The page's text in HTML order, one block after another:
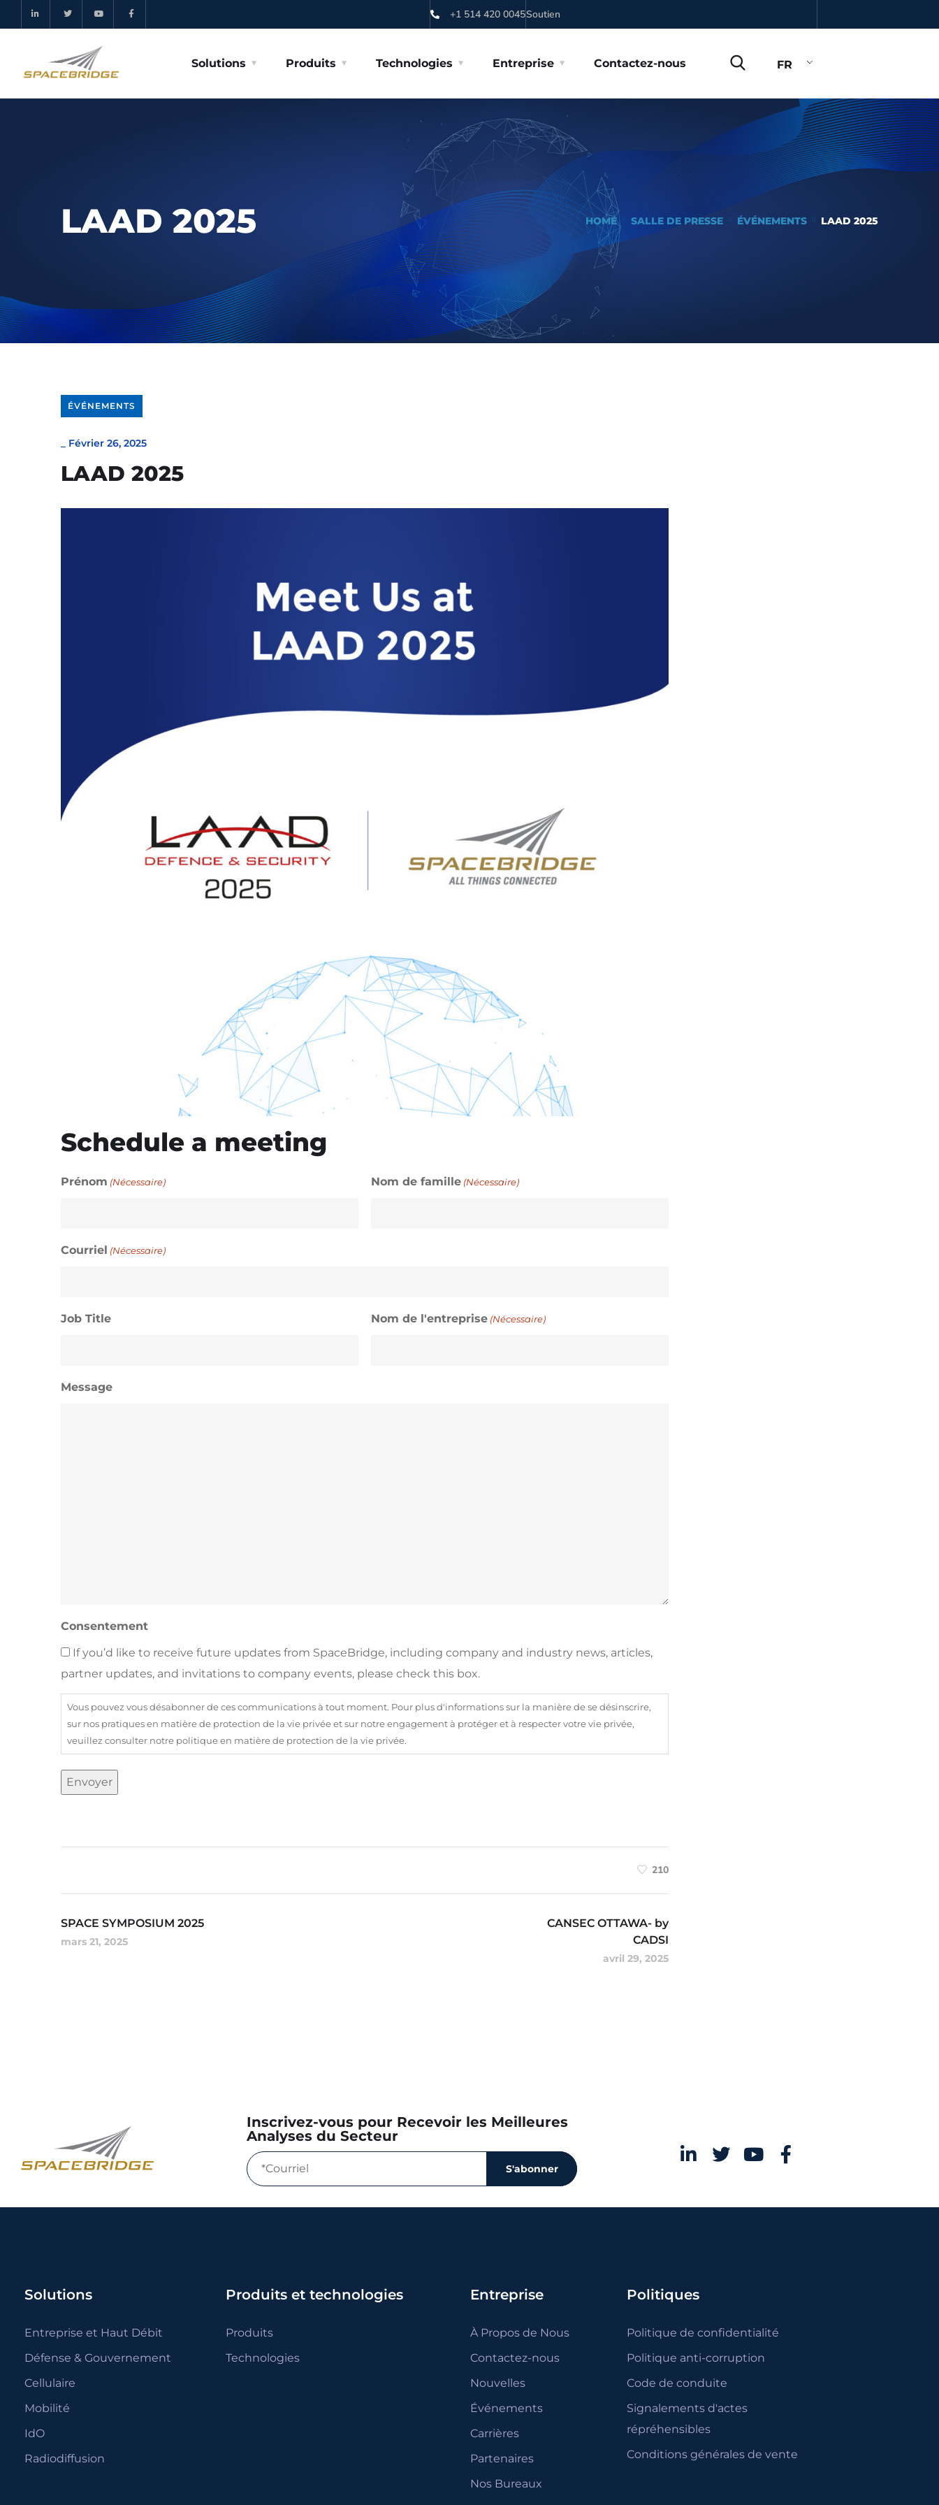
+1 514 420 0045Soutien
Solutions Produits Technologies Entreprise Contactez-nous FR
LAAD 2025 HOME SALLE DE PRESSE ÉVÉNEMENTS LAAD 2025
ÉVÉNEMENTS
Février 26, 2025
LAAD 2025
Schedule a meeting
Prénom (Nécessaire) Nom de famille (Nécessaire)
Courriel (Nécessaire)
Job Title Nom de l'entreprise (Nécessaire)
Message
Consentement
If you’d like to receive future updates from SpaceBridge, including company and industry news, articles,
partner updates, and invitations to company events, please check this box.
Vous pouvez vous désabonner de ces communications à tout moment. Pour plus d'informations sur la manière de se désinscrire,
sur nos pratiques en matière de protection de la vie privée et sur notre engagement à protéger et à respecter votre vie privée,
veuillez consulter notre politique en matière de protection de la vie privée.
210
SPACE SYMPOSIUM 2025
mars 21, 2025
CANSEC OTTAWA- by
CADSI
avril 29, 2025
Inscrivez-vous pour Recevoir les Meilleures
Analyses du Secteur
S'abonner
Solutions
Entreprise et Haut Débit
Défense & Gouvernement
Cellulaire
Mobilité
IdO
Radiodiffusion
Produits et technologies
Produits
Technologies
Entreprise
À Propos de Nous
Contactez-nous
Nouvelles
Événements
Carrières
Partenaires
Nos Bureaux
Politiques
Politique de confidentialité
Politique anti-corruption
Code de conduite
Signalements d'actes
répréhensibles
Conditions générales de vente